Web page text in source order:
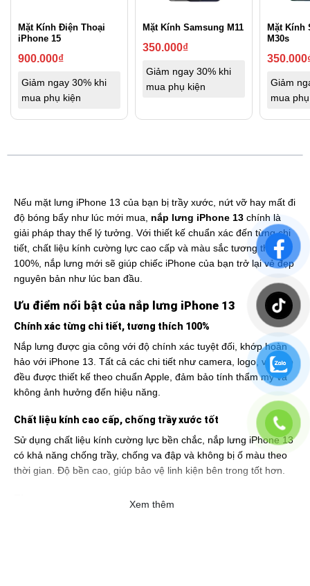
Mặt Kính Điện Thoại
iPhone 15
900.000₫
Giảm ngay 30% khi
mua phụ kiện
Mặt Kính Samsung M11
350.000₫
Giảm ngay 30% khi
mua phụ kiện
Mặt Kính
M30s
350.000
Giảm
mua
Nếu mặt lưng iPhone 13 của bạn bị trầy xước, nứt vỡ hay mất đi
độ bóng bẩy như lúc mới mua, nắp lưng iPhone 13 chính là
giải pháp thay thế lý tưởng. Với thiết kế chuẩn xác đến từng chi
tiết, chất liệu kính cường lực cao cấp và màu sắc tương thích
100%, nắp lưng mới sẽ giúp chiếc iPhone của bạn trở lại vẻ đẹp
nguyên bản như lúc ban đầu.
Ưu điểm nổi bật của nắp lưng iPhone 13
Chính xác từng chi tiết, tương thích 100%
Nắp lưng được gia công với độ chính xác tuyệt đối, khớp hoàn
hảo với iPhone 13. Tất cả các chi tiết như camera, logo, viền bo
đều được thiết kế theo chuẩn Apple, đảm bảo tính thẩm mỹ và
không ảnh hưởng đến hiệu năng.
Chất liệu kính cao cấp, chống trầy xước tốt
Sử dụng chất liệu kính cường lực bền chắc, nắp lưng iPhone 13
có khả năng chống trầy, chống va đập và không bị ố màu theo
thời gian. Độ bền cao, giúp bảo vệ linh kiện bên trong tốt hơn.
Thay thế dễ dàng, tiết kiệm chi phí
Xem thêm